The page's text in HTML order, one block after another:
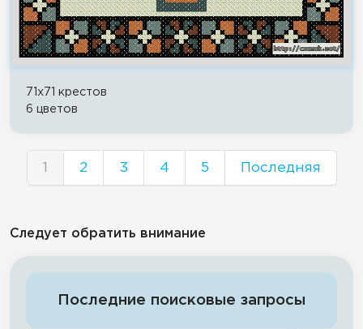
71x71 крестов
6 цветов
1 2 3 4 5 Последняя
Следует обратить внимание
Последние поисковые запросы